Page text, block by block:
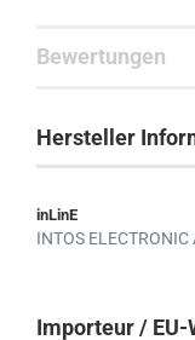
Bewertungen
Hersteller
inLinE
INTOS ELECTRONIC
Importeur /